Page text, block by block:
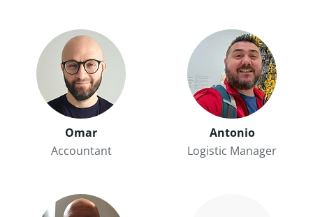
Omar
Accountant
Antonio
Logistic Manager